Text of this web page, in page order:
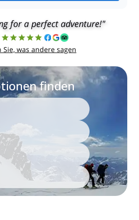
for a perfect adventure!"
Sie, was andere sagen
finden